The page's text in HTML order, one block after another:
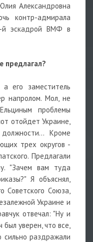
Александровна
контр-адмирала
й эскадрой ВМФ в
предлагал?
его заместитель
напролом. Мол, не
проблемы
отойдет Украине,
Кроме
трех округов -
Предлагали
"Зачем вам туда
Я объяснял,
Советского Союза,
Украине и
отвечал: "Ну и
был уверен, что все,
сильно раздражали